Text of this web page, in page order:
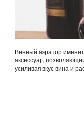
Винный аэратор
аксессуар,
усиливая вкус вина и